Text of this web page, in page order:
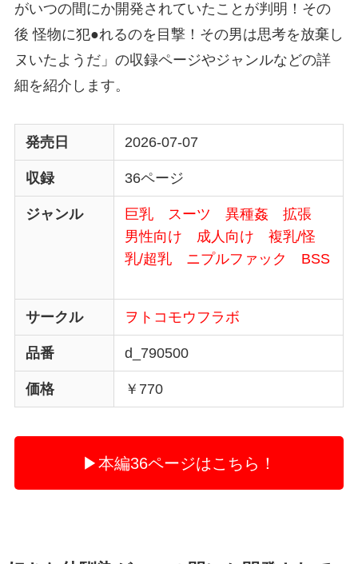
がいつの間にか開発されていたことが判明！その
後 怪物に犯●れるのを目撃！その男は思考を放棄し
ヌいたようだ」の収録ページやジャンルなどの詳
細を紹介します。
発売日 2026-07-07
収録 36ページ
ジャンル 巨乳 スーツ 異種姦
拡張
男性向け
成人向け
複乳/怪
乳/超乳
ニプルファック BSS
サークル ヲトコモウフラボ
品番 d_790500
価格 ￥770
▶本編36ページはこちら！